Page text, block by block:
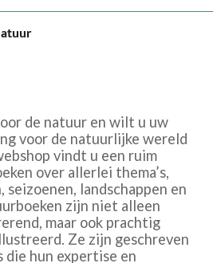
de natuur en wilt u uw
voor de natuurlijke wereld
vindt u een ruim
over allerlei thema’s,
seizoenen, landschappen en
zijn niet alleen
maar ook prachtig
Ze zijn geschreven
die hun expertise en